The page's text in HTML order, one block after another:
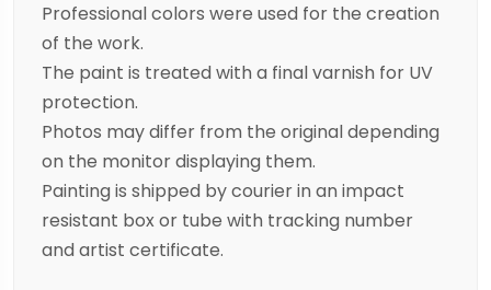
Professional colors were used for the creation
of the work.
The paint is treated with a final varnish for UV
protection.
Photos may differ from the original depending
on the monitor displaying them.
Painting is shipped by courier in an impact
resistant box or tube with tracking number
and artist certificate.